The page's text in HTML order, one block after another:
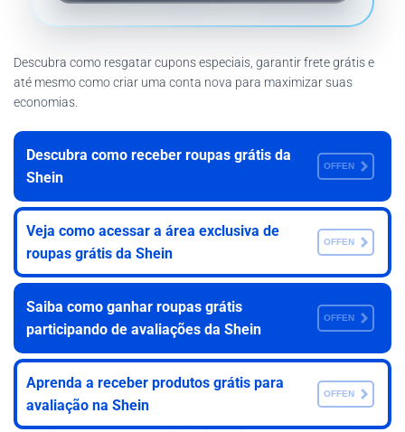
Descubra como resgatar cupons especiais, garantir frete grátis e
até mesmo como criar uma conta nova para maximizar suas
economias.
Descubra como receber roupas grátis da
Shein
OFFEN
Veja como acessar a área exclusiva de
roupas grátis da Shein
OFFEN
Saiba como ganhar roupas grátis
participando de avaliações da Shein
OFFEN
Aprenda a receber produtos grátis para
avaliação na Shein
OFFEN